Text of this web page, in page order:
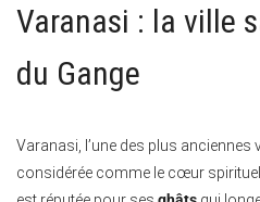
Varanasi : la ville
du Gange
Varanasi, l’une des plus anciennes
considérée comme le cœur spirituel